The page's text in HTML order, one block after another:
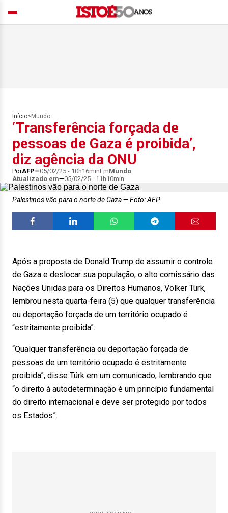
Início> Mundo
‘Transferência forçada de
pessoas de Gaza é proibida’,
diz agência da ONU
PorAFP 05/02/25 - 10h16minEmMundo
Atualizado em
05/02/25 - 11h10min
Palestinos vão para o norte de Gaza Foto: AFP
Após a proposta de Donald Trump de assumir o controle
de Gaza e deslocar sua população, o alto comissário das
Nações Unidas para os Direitos Humanos, Volker Türk,
lembrou nesta quarta-feira (5) que qualquer transferência
ou deportação forçada de um território ocupado é
“estritamente proibida”.
“Qualquer transferência ou deportação forçada de
pessoas de um território ocupado é estritamente
proibida”, disse Türk em um comunicado, lembrando que
“o direito à autodeterminação é um princípio fundamental
do direito internacional e deve ser protegido por todos
os Estados”.